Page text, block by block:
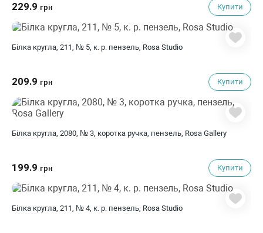
229.9 грн Купити
Білка кругла, 211, № 5, к. р. пензель, Rosa Studio
209.9 грн Купити
Білка кругла, 2080, № 3, коротка ручка, пензель, Rosa Gallery
199.9 грн Купити
Білка кругла, 211, № 4, к. р. пензель, Rosa Studio